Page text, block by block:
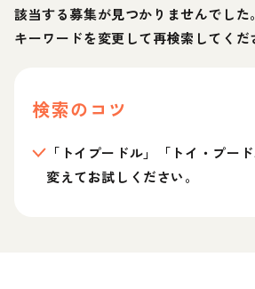
該当する募集が見つかりませんでした。
キーワードを変更して再検索してくだ
検索のコツ
「トイプードル」「トイ・プー
変えてお試しください。